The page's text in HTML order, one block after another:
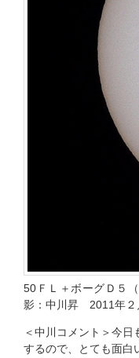
50ＦＬ＋ボーグＤ
影：中川昇 2011年２
＜中川コメント＞今
するので、とても面白